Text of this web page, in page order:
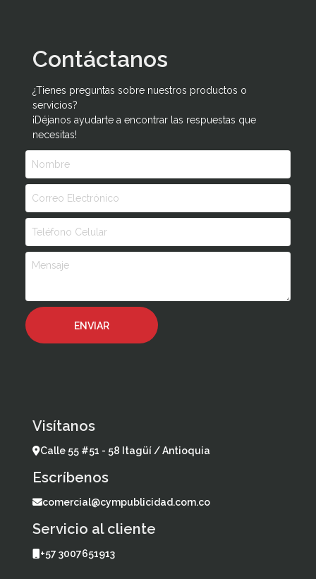
Contáctanos
¿Tienes preguntas sobre nuestros productos o
servicios?
¡Déjanos ayudarte a encontrar las respuestas que
necesitas!
Visítanos
Calle 55 #51 - 58 Itagüí / Antioquia
Escríbenos
comercial@cympublicidad.com.co
Servicio al cliente
+57 3007651913